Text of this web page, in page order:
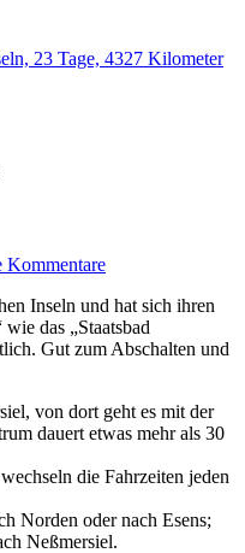
23 Tage, 4327 Kilometer
Kommentare
Inseln und hat sich ihren
das „Staatsbad
Gut zum Abschalten und
von dort geht es mit der
dauert etwas mehr als 30
die Fahrzeiten jeden
Norden oder nach Esens;
Neßmersiel.